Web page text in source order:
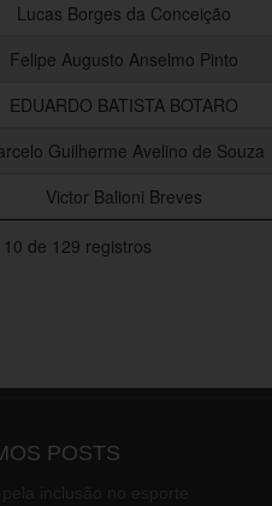
Lucas Borges da Conceição
Felipe Augusto Anselmo Pinto
EDUARDO BATISTA BOTARO
Guilherme Avelino de Souza
Victor Balioni Breves
de 129 registros
POSTS